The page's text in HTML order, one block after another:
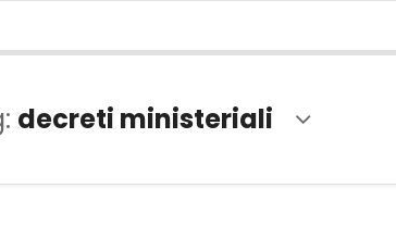
decreti ministeriali